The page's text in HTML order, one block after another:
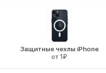
Защитные чехлы iPhone
от 1₽